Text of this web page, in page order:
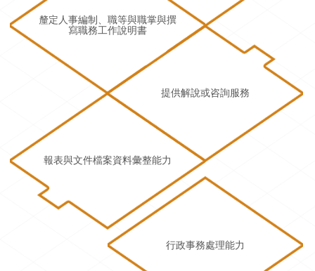
釐定人事編制、職等與職掌與撰
寫職務工作說明書
提供解說或咨詢服務
報表與文件檔案資料彙整能力
行政事務處理能力